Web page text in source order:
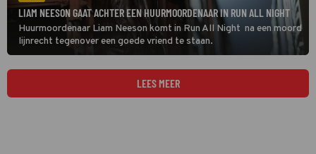
LIAM NEESON GAAT ACHTER EEN HUURMOORDENAAR IN RUN ALL NIGHT
Huurmoordenaar Liam Neeson komt in Run All Night na een moord
lijnrecht tegenover een goede vriend te staan.
LEES MEER